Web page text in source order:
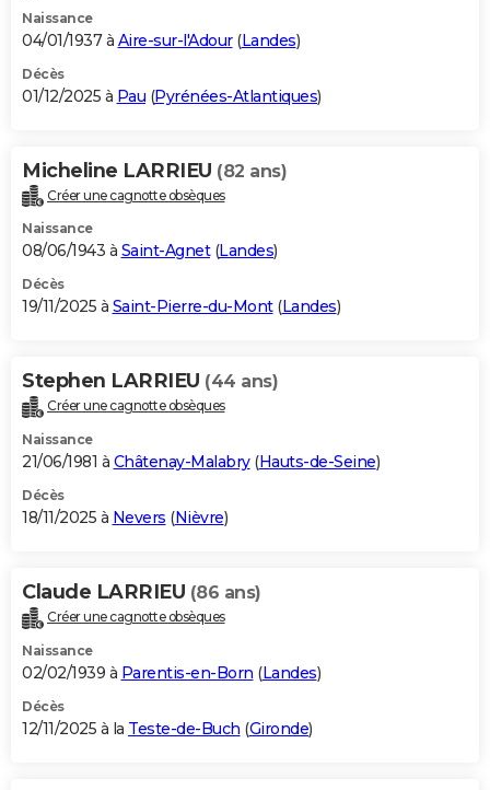
Naissance
04/01/1937 à Aire-sur-l'Adour(Landes)
Décès
01/12/2025 à Pau (Pyrénées-Atlantiques)
Micheline LARRIEU (82 ans)
Créer une cagnotte obsèques
Naissance
08/06/1943 à Saint-Agnet(Landes)
Décès
19/11/2025 à Saint-Pierre-du-Mont(Landes)
Stephen LARRIEU (44 ans)
Créer une cagnotte obsèques
Naissance
21/06/1981 à Châtenay-Malabry(Hauts-de-Seine)
Décès
18/11/2025 à Nevers (Nièvre)
Claude LARRIEU (86 ans)
Créer une cagnotte obsèques
Naissance
02/02/1939 à Parentis-en-Born (Landes)
Décès
12/11/2025 à la Teste-de-Buch (Gironde)